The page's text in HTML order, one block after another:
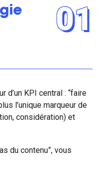
01
KPI central : “faire
l’unique marqueur de
considération) et
du contenu”, vous